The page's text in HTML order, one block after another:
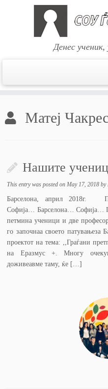
content
Денес
Матеј
Нашите
This entry was posted onMay 17, 2018 by
Барселона, април 2018г.
Софија… Барселона… Софија…
петмина ученици и две
го започнаа своето патувањеза
проектот на тема: ,,Граѓани
на Еразмус +. Многу
доживеавме таму, ќе […]